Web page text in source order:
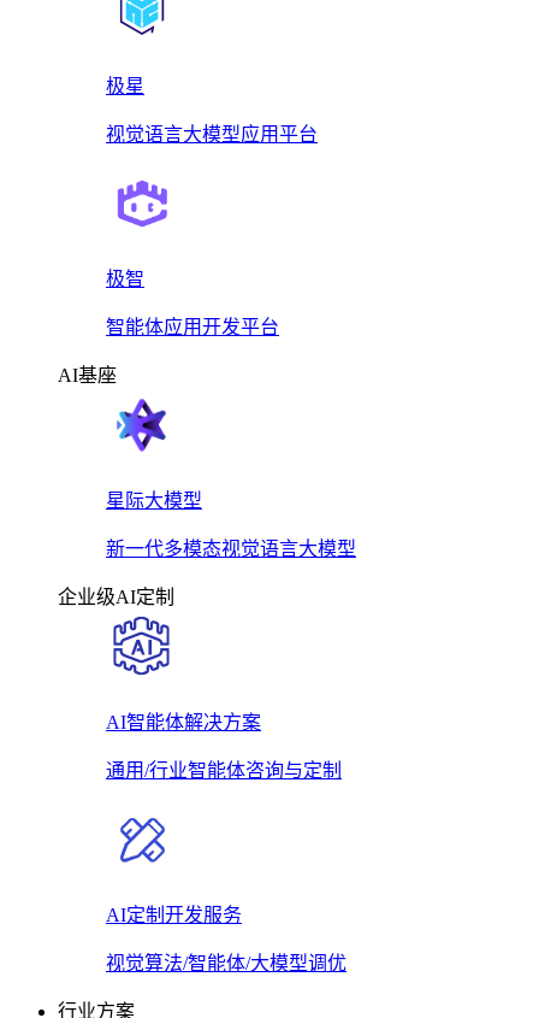
极星
视觉语言大模型应用平台
极智
智能体应用开发平台
AI基座
星际大模型
新一代多模态视觉语言大模型
企业级AI定制
AI智能体解决方案
通用/行业智能体咨询与定制
AI定制开发服务
视觉算法/智能体/大模型调优
行业方案